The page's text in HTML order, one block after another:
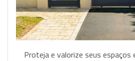
Proteja e valorize seus espaços